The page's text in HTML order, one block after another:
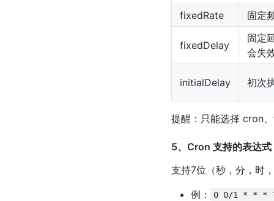
fixedRate 固定
fixedDelay
固定
会失
initialDelay 初次
提醒：只能选择 cron
5、Cron 支持的表达
支持7位（秒，分，时
例：
0 0/1 * * *